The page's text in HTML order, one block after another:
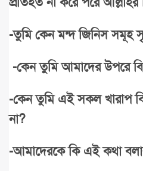
-তুমি কেন মন্দ জিনিস সমূহ
-কেন তুমি আমাদের উপরে
-কেন তুমি এই সকল খারাপ
না?
-আমাদেরকে কি এই কথা